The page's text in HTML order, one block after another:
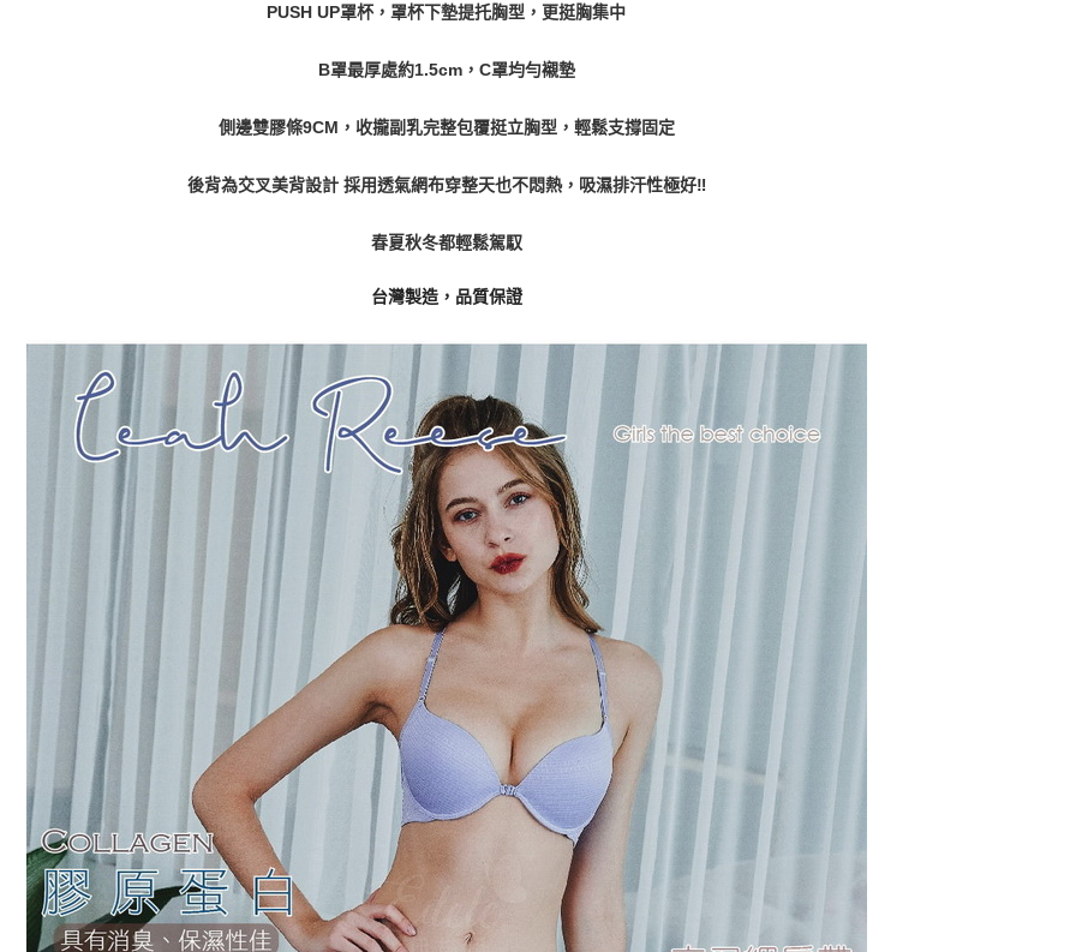
PUSH UP罩杯，罩杯下墊提托胸型，更挺胸集中
B罩最厚處約1.5cm，C罩均勻襯墊
側邊雙膠條9CM，收攏副乳完整包覆挺立胸型，輕鬆支撐固定
後背為交叉美背設計 採用透氣網布穿整天也不悶熱，吸濕排汗性極好‼️
春夏秋冬都輕鬆駕馭
台灣製造，品質保證